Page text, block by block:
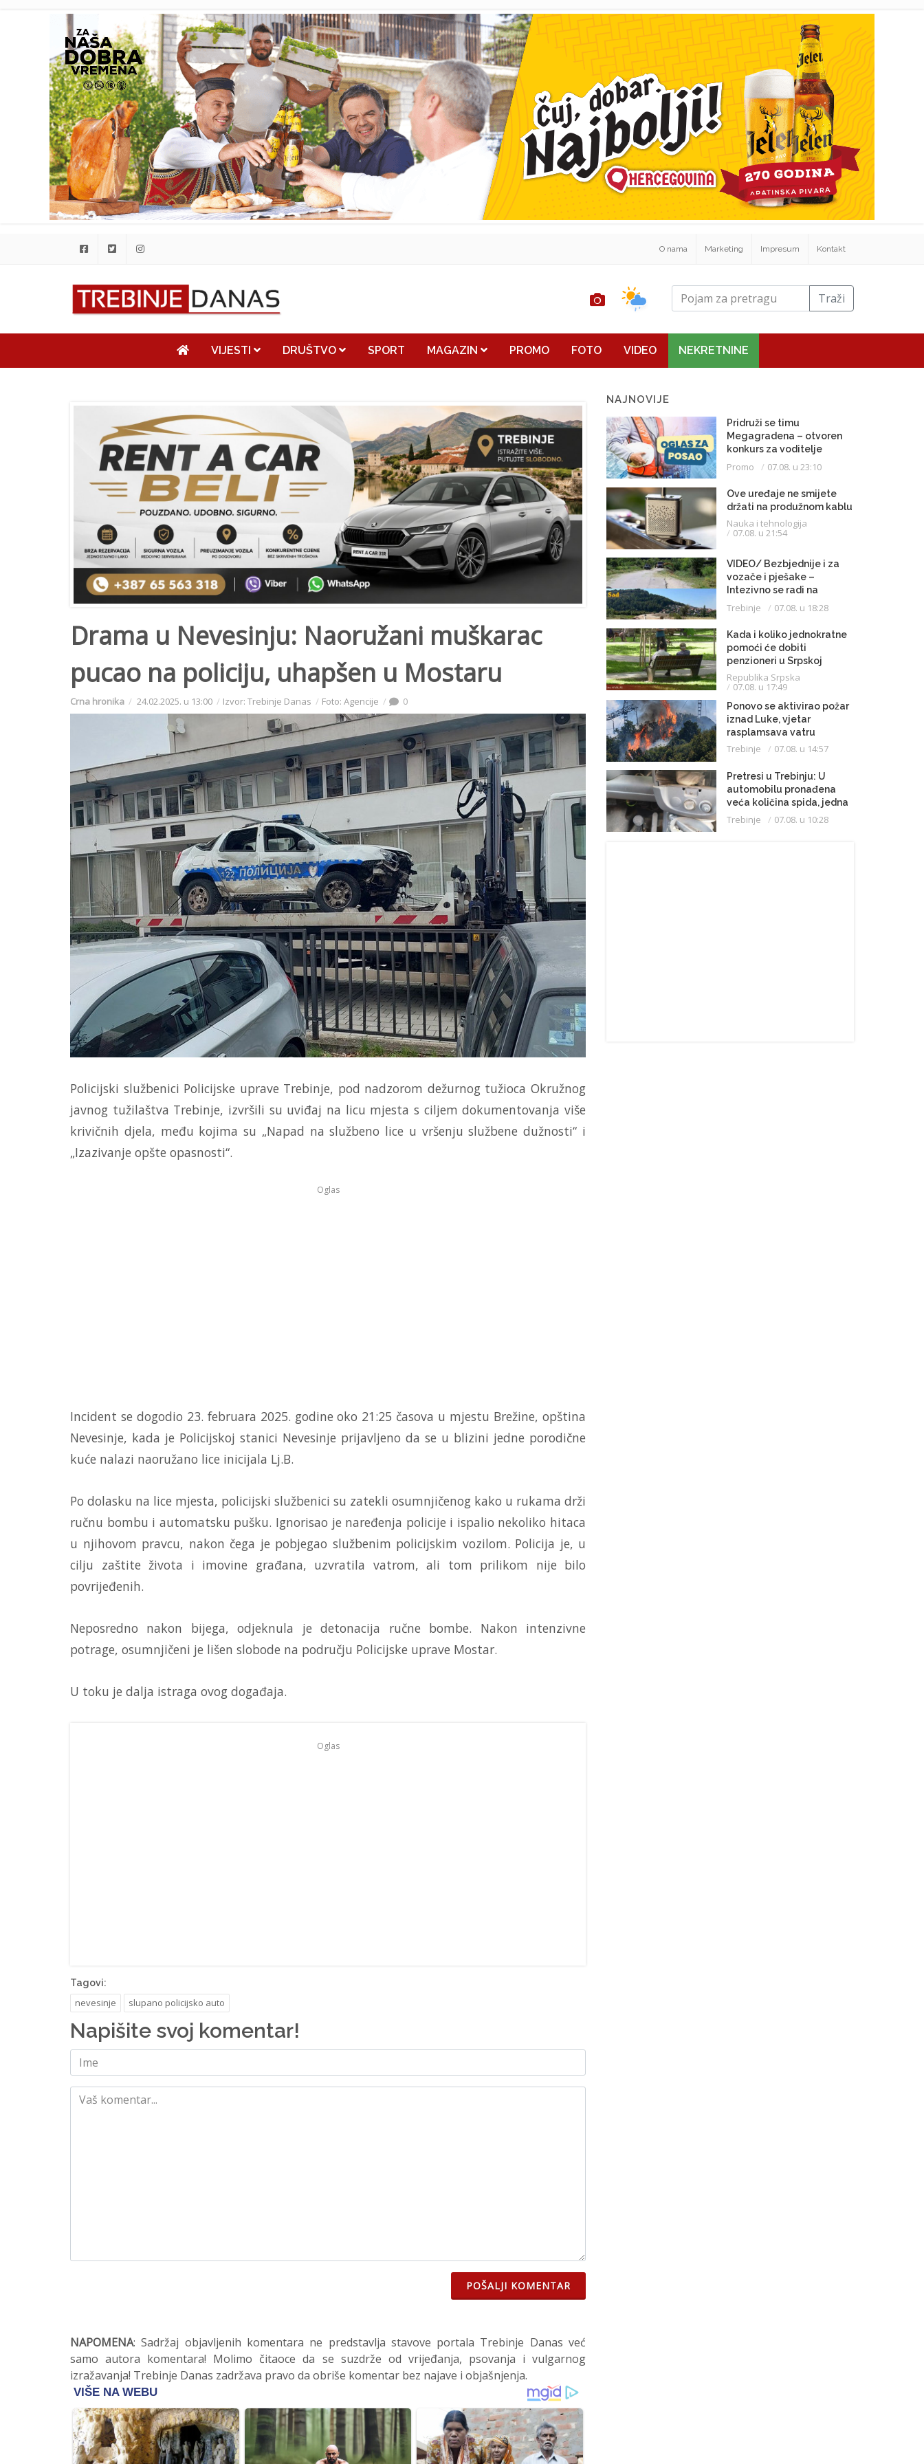
O nama Marketing Impresum Kontakt
Traži
VIJESTI DRUŠTVO SPORT MAGAZIN PROMO FOTO VIDEO NEKRETNINE
Drama u Nevesinju: Naoružani muškarac
pucao na policiju, uhapšen u Mostaru
Crna hronika 24.02.2025. u 13:00 Izvor: Trebinje Danas Foto: Agencije 0
Policijski službenici Policijske uprave Trebinje, pod nadzorom dežurnog tužioca Okružnog
javnog tužilaštva Trebinje, izvršili su uviđaj na licu mjesta s ciljem dokumentovanja više
krivičnih djela, među kojima su „Napad na službeno lice u vršenju službene dužnosti“ i
„Izazivanje opšte opasnosti“.
Oglas
Incident se dogodio 23. februara 2025. godine oko 21:25 časova u mjestu Brežine, opština
Nevesinje, kada je Policijskoj stanici Nevesinje prijavljeno da se u blizini jedne porodične
kuće nalazi naoružano lice inicijala Lj.B.
Po dolasku na lice mjesta, policijski službenici su zatekli osumnjičenog kako u rukama drži
ručnu bombu i automatsku pušku. Ignorisao je naređenja policije i ispalio nekoliko hitaca
u njihovom pravcu, nakon čega je pobjegao službenim policijskim vozilom. Policija je, u
cilju zaštite života i imovine građana, uzvratila vatrom, ali tom prilikom nije bilo
povrijeđenih.
Neposredno nakon bijega, odjeknula je detonacija ručne bombe. Nakon intenzivne
potrage, osumnjičeni je lišen slobode na području Policijske uprave Mostar.
U toku je dalja istraga ovog događaja.
Oglas
Tagovi:
nevesinje slupano policijsko auto
Napišite svoj komentar!
POŠALJI KOMENTAR
NAPOMENA: Sadržaj objavljenih komentara ne predstavlja stavove portala Trebinje Danas već
samo autora komentara! Molimo čitaoce da se suzdrže od vrijeđanja, psovanja i vulgarnog
izražavanja! Trebinje Danas zadržava pravo da obriše komentar bez najave i objašnjenja.
NAJNOVIJE
Pridruži se timu
Megagradena – otvoren
konkurs za voditelje
gradilišta
Promo 07.08. u 23:10
Ove uređaje ne smijete
držati na produžnom kablu
Nauka i tehnologija
07.08. u 21:54
VIDEO/ Bezbjednije i za
vozače i pješake –
Intezivno se radi na
proširenju saobraćajnice
Trebinje 07.08. u 18:28
Kada i koliko jednokratne
pomoći će dobiti
penzioneri u Srpskoj
Republika Srpska
07.08. u 17:49
Ponovo se aktivirao požar
iznad Luke, vjetar
rasplamsava vatru
Trebinje 07.08. u 14:57
Pretresi u Trebinju: U
automobilu pronađena
veća količina spida, jedna
osoba uhapšena
Trebinje 07.08. u 10:28